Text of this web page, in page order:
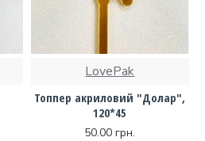
LovePak
Топпер акриловий "Долар",
120*45
50.00 грн.